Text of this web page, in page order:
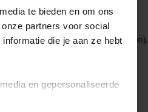
te bieden en om ons
partners voor social
die je aan ze hebt
en gepersonaliseerde
console for more information).